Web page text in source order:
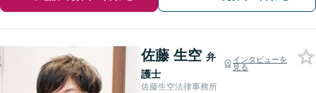
佐藤 生空 弁
護士
インタビューを
見る
佐藤生空法律事務所